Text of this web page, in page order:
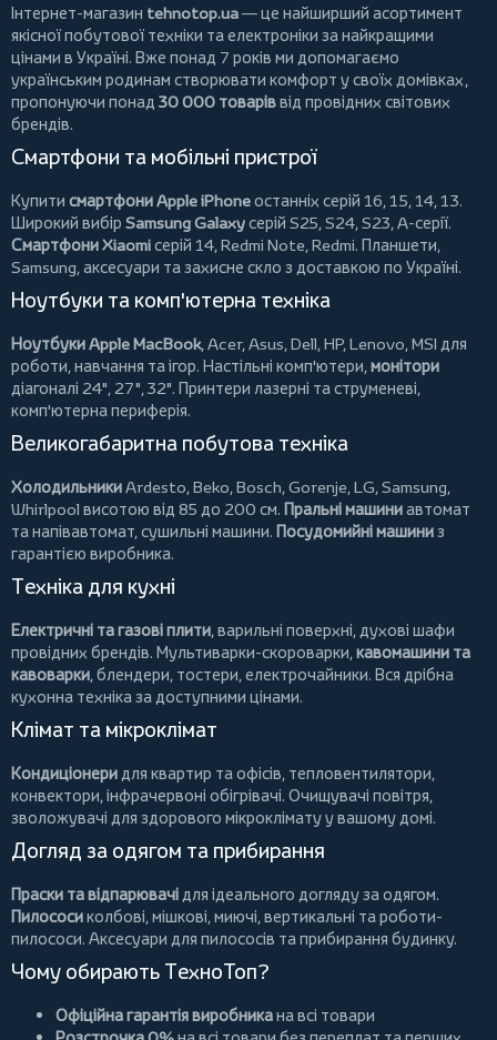
Інтернет-магазин tehnotop.ua— це найширший асортимент
якісної побутової техніки та електроніки за найкращими
цінами в Україні. Вже понад 7 років ми допомагаємо
українським родинам створювати комфорт у своїх домівках,
пропонуючи понад 30 000 товаріввід провідних світових
брендів.
Смартфони та мобільні пристрої
Купити смартфони Apple iPhoneостанніх серій 16, 15, 14, 13.
Широкий вибір Samsung Galaxyсерій S25, S24, S23, A-серії.
Смартфони Xiaomiсерій 14, Redmi Note, Redmi. Планшети,
Samsung, аксесуари тазахисне скло з доставкою по Україні.
Ноутбуки та комп'ютерна техніка
Ноутбуки Apple MacBook, Acer, Asus, Dell, HP, Lenovo, MSI для
роботи, навчання та ігор. Настільні комп'ютери, монітори
діагоналі 24", 27", 32". Принтери лазерні та струменеві,
комп'ютерна периферія.
Великогабаритна побутова техніка
ХолодильникиArdesto, Beko, Bosch, Gorenje, LG, Samsung,
Whirlpool висотою від 85 до 200 см. Пральні машиниавтомат
та напівавтомат, сушильні машини. Посудомийні машиниз
гарантією виробника.
Техніка для кухні
Електричні та газові плити, варильні поверхні, духові шафи
провідних брендів. Мультиварки-скороварки, кавомашини та
кавоварки, блендери, тостери, електрочайники. Вся дрібна
кухонна техніка за доступними цінами.
Клімат та мікроклімат
Кондиціонери для квартир та офісів, тепловентилятори,
конвектори, інфрачервоні обігрівачі. Очищувачі повітря,
зволожувачі для здорового мікроклімату у вашому домі.
Догляд за одягом та прибирання
Праски та відпарювачі для ідеального догляду за одягом.
Пилососиколбові, мішкові, миючі, вертикальні тароботи-
пилососи. Аксесуари для пилососів та прибирання будинку.
Чому обирають ТехноТоп?
Офіційна гарантія виробникана всі товари